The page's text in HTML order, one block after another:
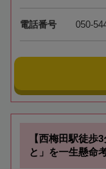
電話番号 050-
【西梅田駅徒歩
と」を一生懸命